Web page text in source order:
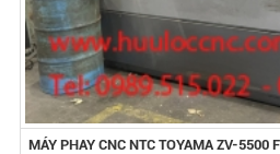
MÁY PHAY CNC NTC TOYAMA ZV-5500